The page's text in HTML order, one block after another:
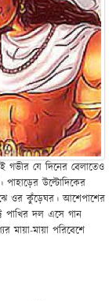
যে দিনের বেলাতেও
পাহাড়ের উল্টোদিকের
ওর কুঁড়েঘর। আশেপাশের
পাখির দল এসে গান
মায়া-মায়া পরিবেশে